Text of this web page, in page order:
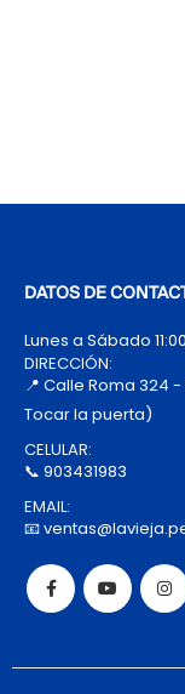
DATOS DE
Lunes a Sábado
DIRECCIÓN:
📍 Calle Roma 324
Tocar la puerta)
CELULAR:
📞 903431983
EMAIL:
📧